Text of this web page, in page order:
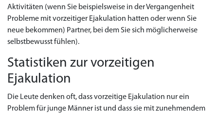
Aktivitäten (wenn Sie beispielsweise in der Vergangenheit
Probleme mit vorzeitiger Ejakulation hatten oder wenn Sie
neue bekommen) Partner, bei dem Sie sich möglicherweise
selbstbewusst fühlen).
Statistiken zur vorzeitigen
Ejakulation
Die Leute denken oft, dass vorzeitige Ejakulation nur ein
Problem für junge Männer ist und dass sie mit zunehmendem